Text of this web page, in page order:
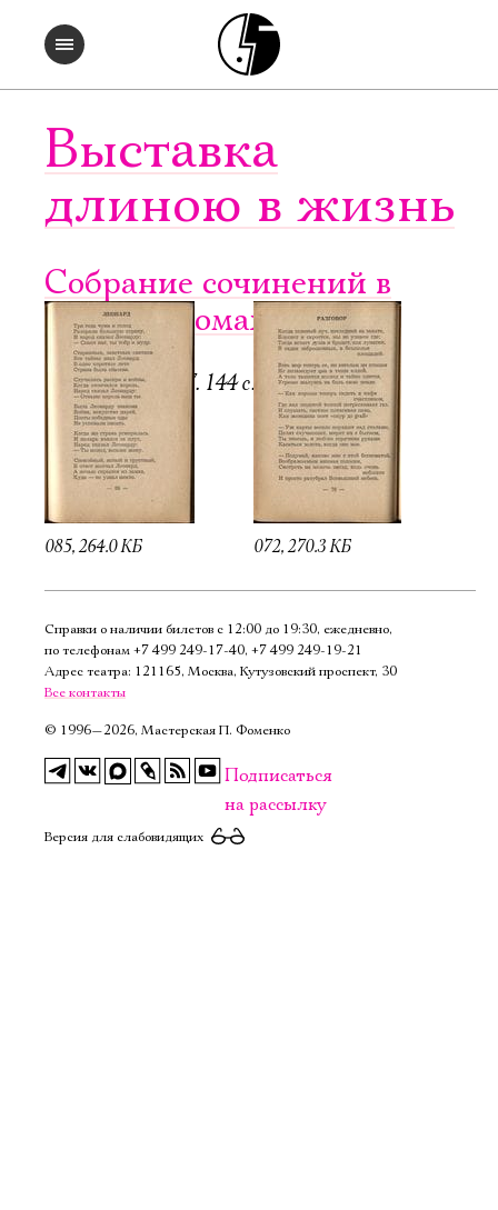
Выставка
длиною в жизнь
Собрание сочинений в
четырех томах. Т. 2
Регенсбург, 1947. 144 с.
085, 264.0 КБ 072, 270.3 КБ
Справки о наличии билетов с 12:00 до 19:30, ежедневно,
по телефонам +7 499 249‑17‑40, +7 499 249‑19‑21
Адрес театра: 121165, Москва, Кутузовский проспект, 30
Все контакты
© 1996—2026, Мастерская П. Фоменко
Подписаться
на рассылку
Версия для слабовидящих